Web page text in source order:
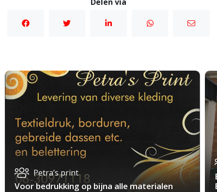
Petra’s print
Voor bedrukking op bijna alle materialen